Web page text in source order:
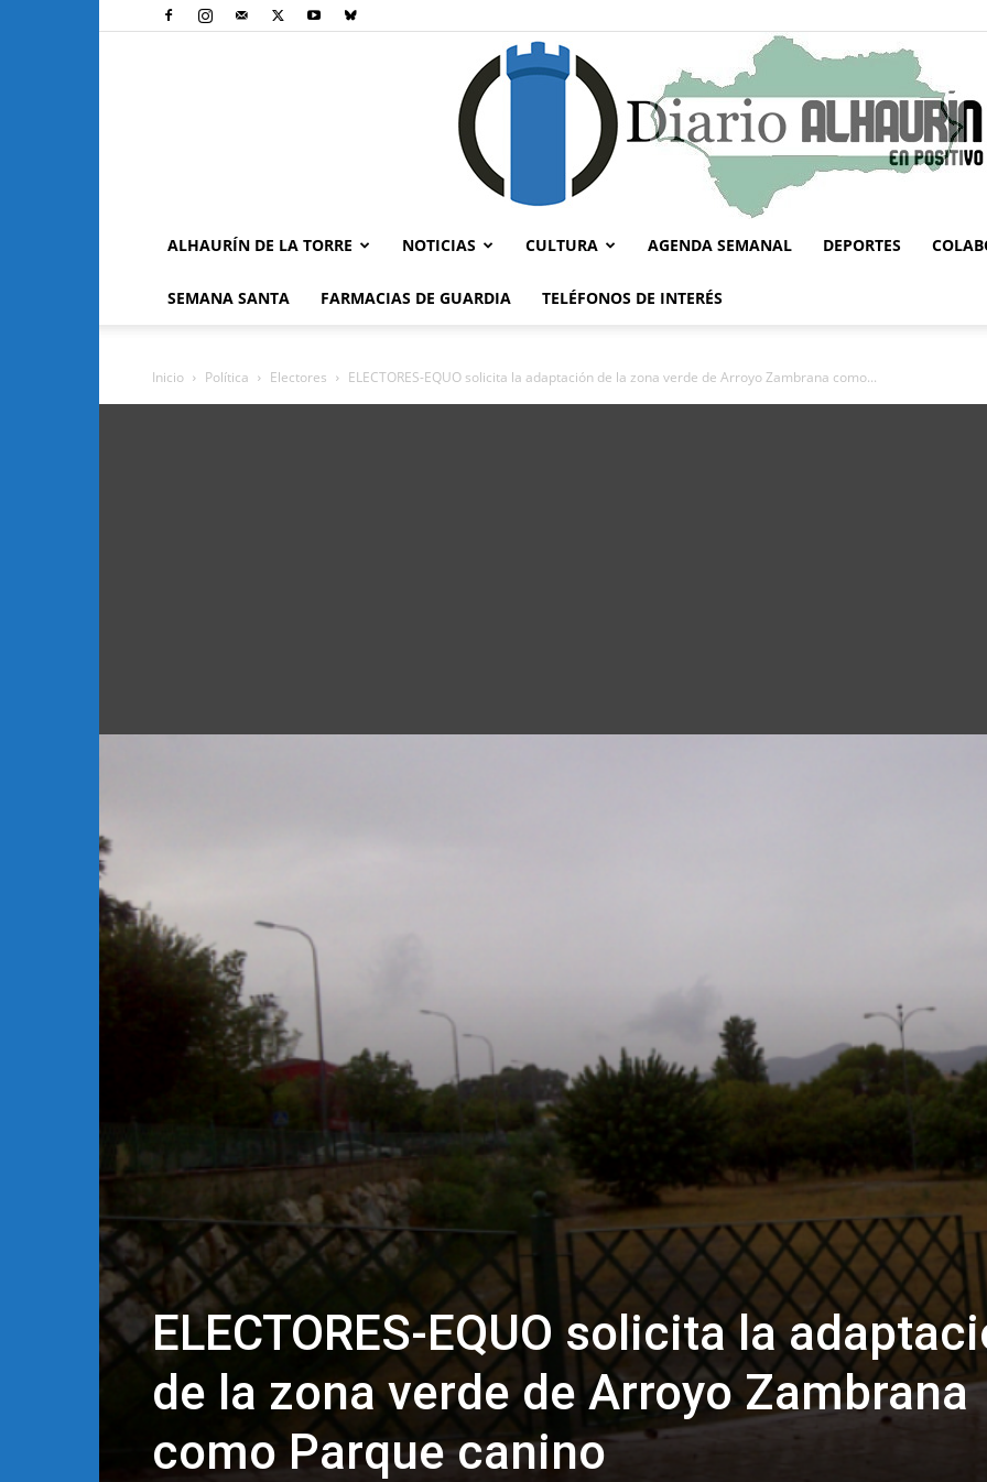
ALHAURÍN DE LA TORRE NOTICIAS CULTURA AGENDA SEMANAL DEPORTES
SEMANA SANTA FARMACIAS DE GUARDIA TELÉFONOS DE INTERÉS
Inicio Política Electores ELECTORES-EQUO solicita la adaptación de la zona verde de Arroyo Zambrana como...
ELECTORES-EQUO solicita la
de la zona verde de Arroyo Zambrana
como Parque canino